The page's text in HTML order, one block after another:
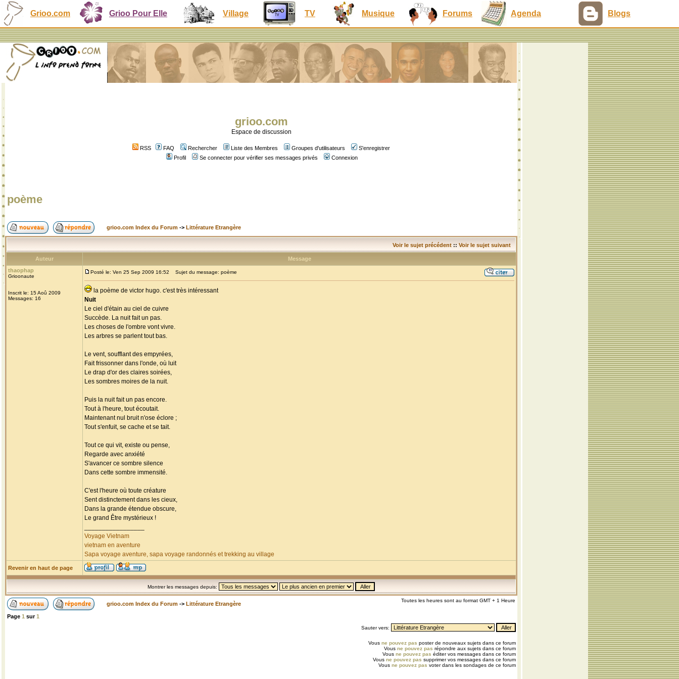
Grioo.com Grioo Pour Elle Village TV Musique Forums Agenda Blogs
grioo.com
Espace de discussion
RSS FAQ Rechercher Liste des Membres Groupes d'utilisateurs
S'enregistrer
Profil
Se connecter pour vérifier ses messages privés Connexion
poème
grioo.com Index du Forum -> Littérature Etrangère
Voir le sujet précédent :: Voir le sujet suivant
Auteur
Message
thaophap
Grioonaute
Inscrit le: 15 Aoû 2009
Messages: 16
Posté le: Ven 25 Sep 2009 16:52 Sujet du message: poème
la poème de victor hugo. c'est très intéressant
Nuit
Le ciel d'étain au ciel de cuivre
Succède. La nuit fait un pas.
Les choses de l'ombre vont vivre.
Les arbres se parlent tout bas.
Le vent, soufflant des empyrées,
Fait frissonner dans l'onde, où luit
Le drap d'or des claires soirées,
Les sombres moires de la nuit.
Puis la nuit fait un pas encore.
Tout à l'heure, tout écoutait.
Maintenant nul bruit n'ose éclore ;
Tout s'enfuit, se cache et se tait.
Tout ce qui vit, existe ou pense,
Regarde avec anxiété
S'avancer ce sombre silence
Dans cette sombre immensité.
C'est l'heure où toute créature
Sent distinctement dans les cieux,
Dans la grande étendue obscure,
Le grand Être mystérieux !
Voyage Vietnam
vietnam en aventure
Sapa voyage aventure, sapa voyage randonnés et trekking au village
Revenir en haut de page
Montrer les messages depuis:
grioo.com Index du Forum -> Littérature Etrangère
Toutes les heures sont au format GMT + 1 Heure
Page 1 sur1
Sauter vers:
Vous ne pouvez pas poster de nouveaux sujets dans ce forum
Vous ne pouvez pas répondre aux sujets dans ce forum
Vous ne pouvez pas éditer vos messages dans ce forum
Vous ne pouvez pas supprimer vos messages dans ce forum
Vous ne pouvez pas voter dans les sondages de ce forum